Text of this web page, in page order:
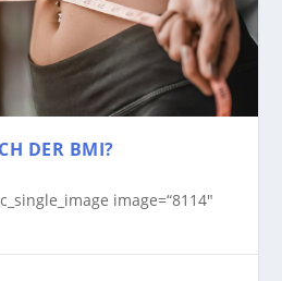
DER BMI?
image=“8114″